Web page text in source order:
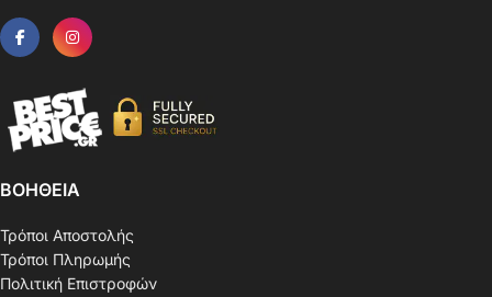
ΒΟΗΘΕΙΑ
Τρόποι Αποστολής
Τρόποι Πληρωμής
Πολιτική Επιστροφών